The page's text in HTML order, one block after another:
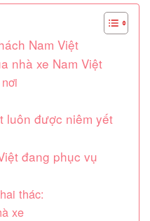
Nam Việt
nhà xe Nam Việt
luôn được niêm yết
đang phục vụ
thác:
xe